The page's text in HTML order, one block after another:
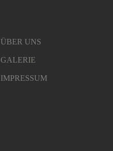
ÜBER UNS
GALERIE
IMPRESSUM